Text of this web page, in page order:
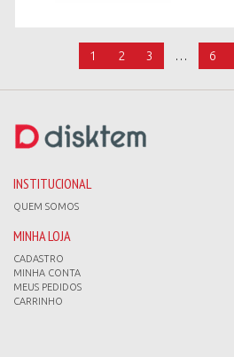
1 2 3 … 6
INSTITUCIONAL
QUEM SOMOS
MINHA LOJA
CADASTRO
MINHA CONTA
MEUS PEDIDOS
CARRINHO